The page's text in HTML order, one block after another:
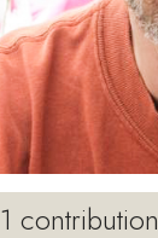
1 contribution